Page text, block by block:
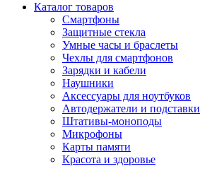
Каталог товаров
Смартфоны
Защитные стекла
Умные часы и браслеты
Чехлы для смартфонов
Зарядки и кабели
Наушники
Аксессуары для ноутбуков
Автодержатели и подставки
Штативы-моноподы
Микрофоны
Карты памяти
Красота и здоровье